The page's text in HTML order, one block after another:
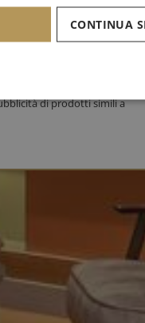
di prodotti simili a
CONTINUA